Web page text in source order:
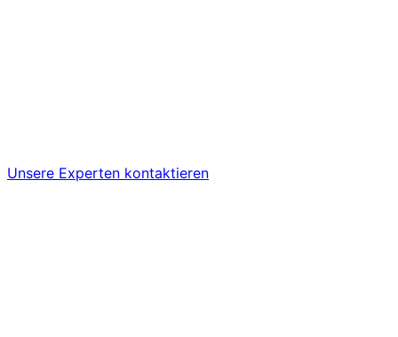
Unsere Experten kontaktieren